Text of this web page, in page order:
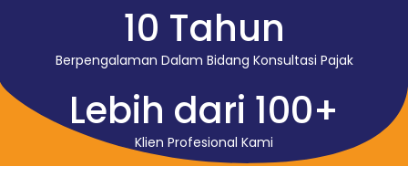
Berpengalaman Dalam Bidang Konsultasi Pajak
10 Tahun
Klien Profesional Kami
Lebih dari 100+